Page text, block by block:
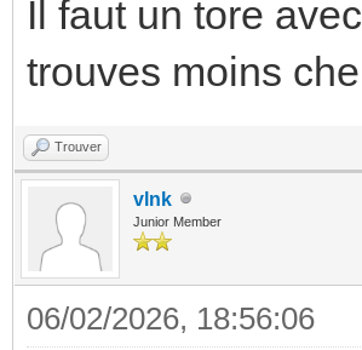
Il faut un tore
trouves moins
Trouver
vlnk
Junior Member
06/02/2026, 18:56:06